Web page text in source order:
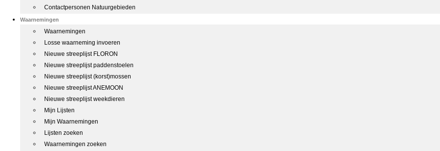
Contactpersonen Natuurgebieden
Waarnemingen
Waarnemingen
Losse waarneming invoeren
Nieuwe streeplijst FLORON
Nieuwe streeplijst paddenstoelen
Nieuwe streeplijst (korst)mossen
Nieuwe streeplijst ANEMOON
Nieuwe streeplijst weekdieren
Mijn Lijsten
Mijn Waarnemingen
Lijsten zoeken
Waarnemingen zoeken